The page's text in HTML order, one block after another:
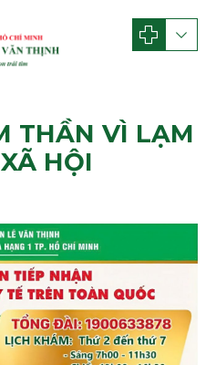
THẦN VÌ LẠM
HỘI